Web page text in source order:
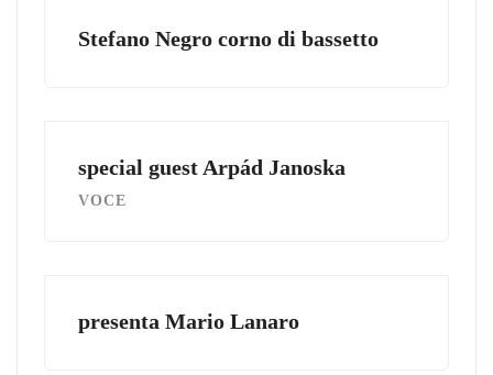
Stefano Negro corno di bassetto
special guest Arpád Janoska
VOCE
presenta Mario Lanaro